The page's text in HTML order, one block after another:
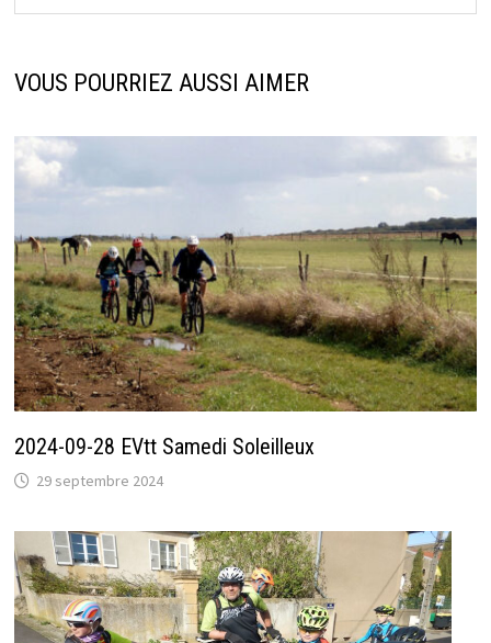
VOUS POURRIEZ AUSSI AIMER
2024-09-28 EVtt Samedi Soleilleux
29 septembre 2024